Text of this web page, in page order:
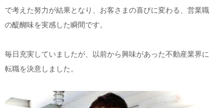
で考えた努力が結果となり、お客さまの喜びに変わる、営業職
の醍醐味を実感した瞬間です。
毎日充実していましたが、以前から興味があった不動産業界に
転職を決意しました。